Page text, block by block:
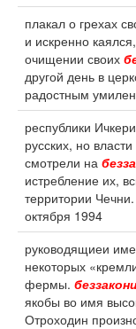
плакал о грехах
и искренно
очищении своих
другой день в
радостным
республики
русских, но
смотрели на
истребление их,
территории
октября 1994
руководящиеи
некоторых
фермы.
якобы во имя
Отроходин